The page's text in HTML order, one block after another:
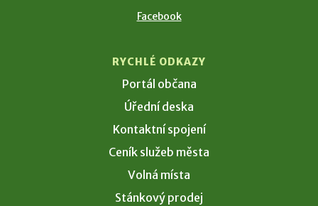
Facebook
RYCHLÉ ODKAZY
Portál občana
Úřední deska
Kontaktní spojení
Ceník služeb města
Volná místa
Stánkový prodej